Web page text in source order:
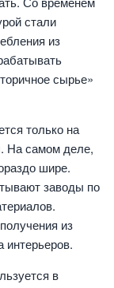
стали
из
сырье»
только на
На самом деле,
шире.
заводы по
из
интерьеров.
в